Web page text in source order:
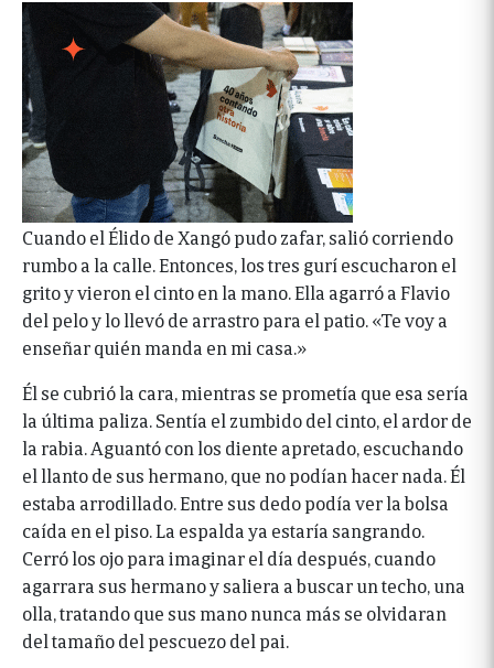
Cuando el Élido de Xangó pudo zafar, salió corriendo
rumbo a la calle. Entonces, los tres gurí escucharon el
grito y vieron el cinto en la mano. Ella agarró a Flavio
del pelo y lo llevó de arrastro para el patio. «Te voy a
enseñar quién manda en mi casa.»
Él se cubrió la cara, mientras se prometía que esa sería
la última paliza. Sentía el zumbido del cinto, el ardor de
la rabia. Aguantó con los diente apretado, escuchando
el llanto de sus hermano, que no podían hacer nada. Él
estaba arrodillado. Entre sus dedo podía ver la bolsa
caída en el piso. La espalda ya estaría sangrando.
Cerró los ojo para imaginar el día después, cuando
agarrara sus hermano y saliera a buscar un techo, una
olla, tratando que sus mano nunca más se olvidaran
del tamaño del pescuezo del pai.